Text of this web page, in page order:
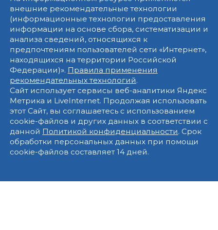
внешние рекомендательные технологии
(информационные технологии предоставления
информации на основе сбора, систематизации и
анализа сведений, относящихся к
предпочтениям пользователей сети «Интернет»,
находящихся на территории Российской
Федерации)». Правила применения
рекомендательных технологий.
Сайт использует сервисы веб-аналитики Яндекс
Метрика и LiveInternet. Продолжая использовать
этот Сайт, вы соглашаетесь с использованием
cookie-файлов и других данных в соответствии с
данной Политикой конфиденциальности. Срок
обработки персональных данных при помощи
cookie-файлов составляет 14 дней.